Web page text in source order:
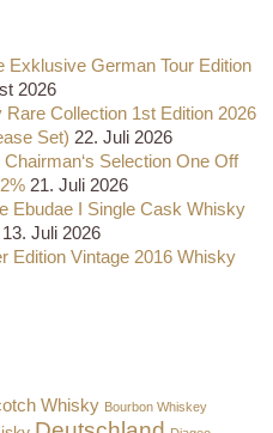
Exklusive German Tour Edition
2026
Collection 1st Edition 2026
Set) 22. Juli 2026
Selection One Off
21. Juli 2026
Ebudae I Single Cask Whisky
13. Juli 2026
Edition Vintage 2016 Whisky
Whisky Bourbon Whiskey